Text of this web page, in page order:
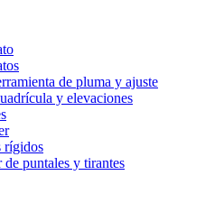
de pluma y ajuste
y elevaciones
rígidos
de puntales y tirantes